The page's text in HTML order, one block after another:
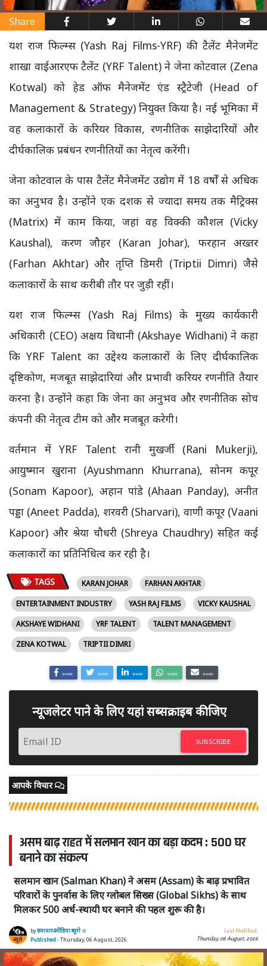
Share
यश राज फिल्म्स (Yash Raj Films-YRF) की टैलेंट मैनेजमेंट
शाखा वाईआरएफ टैलेंट (YRF Talent) ने जेना कोटवाल (Zena
Kotwal) को हेड ऑफ मैनेजमेंट एंड स्ट्रैटेजी (Head of
Management & Strategy) नियुक्त किया है। नई भूमिका में
वह कलाकारों के करियर विकास, रणनीतिक साझेदारियों और
दीर्घकालिक प्रबंधन रणनीतियों का नेतृत्व करेंगी।
जेना कोटवाल के पास टैलेंट मैनेजमेंट उद्योग में 18 वर्षों से अधिक
का अनुभव है। उन्होंने एक दशक से ज्यादा समय तक मैट्रिक्स
(Matrix) में काम किया, जहां वह विक्की कौशल (Vicky
Kaushal), करण जौहर (Karan Johar), फरहान अख्तर
(Farhan Akhtar) और तृप्ति डिमरी (Triptii Dimri) जैसे
कलाकारों के साथ करीबी तौर पर जुड़ी रहीं।
यश राज फिल्म्स (Yash Raj Films) के मुख्य कार्यकारी
अधिकारी (CEO) अक्षय विधानी (Akshaye Widhani) ने कहा
कि YRF Talent का उद्देश्य कलाकारों के लिए दीर्घकालिक
दृष्टिकोण, मजबूत साझेदारियां और प्रभावी करियर रणनीति तैयार
करना है। उन्होंने कहा कि जेना का अनुभव और रणनीतिक सोच
कंपनी की नेतृत्व टीम को और मजबूत करेगी।
वर्तमान में YRF Talent रानी मुखर्जी (Rani Mukerji),
आयुष्मान खुराना (Ayushmann Khurrana), सोनम कपूर
(Sonam Kapoor), अहान पांडे (Ahaan Panday), अनीत
पड्डा (Aneet Padda), शरवरी (Sharvari), वाणी कपूर (Vaani
Kapoor) और श्रेया चौधरी (Shreya Chaudhry) सहित कई
कलाकारों का प्रतिनिधित्व कर रही है।
TAGS KARAN JOHAR
FARHAN AKHTAR
ENTERTAINMENT INDUSTRY
YASH RAJ FILMS
VICKY KAUSHAL
AKSHAYE WIDHANI
YRF TALENT
TALENT MANAGEMENT
ZENA KOTWAL
TRIPTII DIMRI
SHARE SHARE SHARE SHARE SHARE
न्यूजलेटर पाने के लिए यहां सब्सक्राइब कीजिए
SUBSCRIBE
आपके विचार
असम बाढ़ राहत में सलमान खान का बड़ा कदम : 500 घर
बनाने का संकल्प
सलमान खान (Salman Khan) ने असम (Assam) के बाढ़ प्रभावित
परिवारों के पुनर्वास के लिए ग्लोबल सिख्स (Global Sikhs) के साथ
मिलकर 500 अर्ध-स्थायी घर बनाने की पहल शुरू की है।
byसमाचार4मीडिया ब्यूरो ।।
Published- Thursday, 06 August, 2026
Last Modified:
Thursday, 06 August, 2026